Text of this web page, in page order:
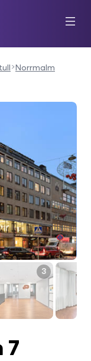
Norrmalm
3
7